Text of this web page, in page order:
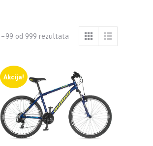
od 999 rezultata
Akcija!